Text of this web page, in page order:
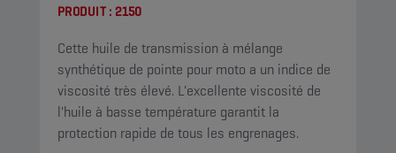
PRODUIT : 2150
Cette huile de transmission à mélange
synthétique de pointe pour moto a un indice de
viscosité très élevé. L'excellente viscosité de
l'huile à basse température garantit la
protection rapide de tous les engrenages.